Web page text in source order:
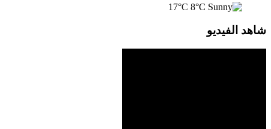
17°C 8°C
شاهد الفيديو